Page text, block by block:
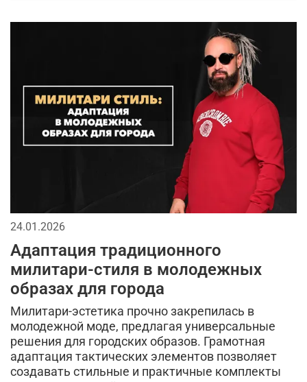
сухпаек 2026
бейсболки
спорт кепки мужской лонгслив
мода в стиле милитари городской стиль
длинная куртка
аксессуары для мужчин
тренды в мужской одежде
камуфляжная куртка тактическая одежда
милитари аксессуары
кэжуал или уличный милитари
универсальные футболки аляска рубашка
24.01.2026
Адаптация традиционного
милитари-стиля в молодежных
образах для города
Милитари-эстетика прочно закрепилась в
молодежной моде, предлагая универсальные
решения для городских образов. Грамотная
адаптация тактических элементов позволяет
создавать стильные и практичные комплекты